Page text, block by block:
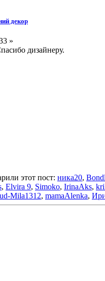
декор
»
дизайнеру.
этот пост: ника20,
, Elvira 9, Simoko, IrinaAks,
Mila1312, mamaAlenka,